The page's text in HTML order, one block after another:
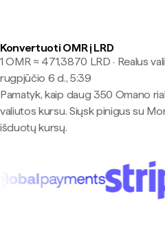
Konvertuoti OMR į LRD
1 OMR ≈ 471,3870 LRD · Realus
rugpjūčio 6 d., 5:39
Pamatyk, kaip daug 350 Omano
valiutos kursu. Siųsk pinigus su
išduotų kursų.